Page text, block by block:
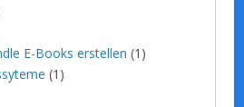
E-Books erstellen (1)
(1)